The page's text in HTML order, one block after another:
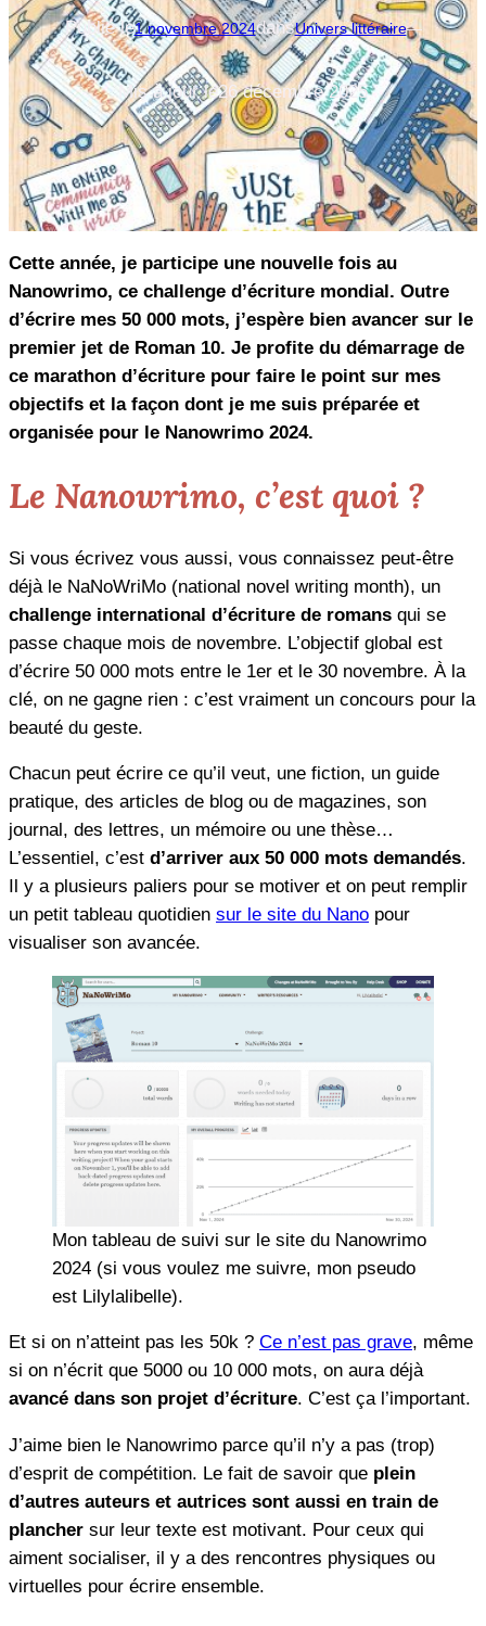
Publié le1 novembre 2024dansUnivers littéraire—
Mis à jour le26 décembre 2025
Cette année, je participe une nouvelle fois au
Nanowrimo, ce challenge d’écriture mondial. Outre
d’écrire mes 50 000 mots, j’espère bien avancer sur le
premier jet de Roman 10. Je profite du démarrage de
ce marathon d’écriture pour faire le point sur mes
objectifs et la façon dont je me suis préparée et
organisée pour le Nanowrimo 2024.
Le Nanowrimo, c’est quoi ?
Si vous écrivez vous aussi, vous connaissez peut-être
déjà le NaNoWriMo (national novel writing month), un
challenge international d’écriture de romans qui se
passe chaque mois de novembre. L’objectif global est
d’écrire 50 000 mots entre le 1er et le 30 novembre. À la
clé, on ne gagne rien : c’est vraiment un concours pour la
beauté du geste.
Chacun peut écrire ce qu’il veut, une fiction, un guide
pratique, des articles de blog ou de magazines, son
journal, des lettres, un mémoire ou une thèse…
L’essentiel, c’est d’arriver aux 50 000 mots demandés.
Il y a plusieurs paliers pour se motiver et on peut remplir
un petit tableau quotidien sur le site du Nano pour
visualiser son avancée.
Mon tableau de suivi sur le site du Nanowrimo
2024 (si vous voulez me suivre, mon pseudo
est Lilylalibelle).
Et si on n’atteint pas les 50k ? Ce n’est pas grave, même
si on n’écrit que 5000 ou 10 000 mots, on aura déjà
avancé dans son projet d’écriture. C’est ça l’important.
J’aime bien le Nanowrimo parce qu’il n’y a pas (trop)
d’esprit de compétition. Le fait de savoir que plein
d’autres auteurs et autrices sont aussi en train de
plancher sur leur texte est motivant. Pour ceux qui
aiment socialiser, il y a des rencontres physiques ou
virtuelles pour écrire ensemble.